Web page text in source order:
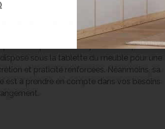
portes disposent d'un système « Tip-On ». Il
sous la tablette du meuble pour une
et praticité renforcées. Néanmoins, sa
est à prendre en compte dans vos besoins